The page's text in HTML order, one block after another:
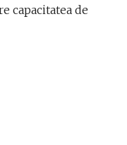
capacitatea de